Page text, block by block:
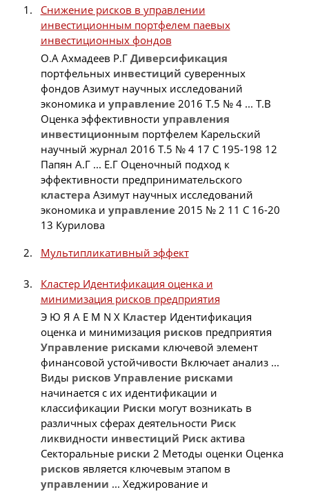
Снижение рисков в управлении
инвестиционным портфелем паевых
инвестиционных фондов
О.А Ахмадеев Р.Г Диверсификация
портфельных инвестиций суверенных
фондов Азимут научных исследований
экономика и управление2016 Т.5 № 4 ... Т.В
Оценка эффективности управления
инвестиционным портфелем Карельский
научный журнал 2016 Т.5 № 4 17 С 195-198 12
Папян А.Г ... Е.Г Оценочный подход к
эффективности предпринимательского
кластера Азимут научных исследований
экономика и управление2015 № 2 11 С 16-20
13 Курилова
Мультипликативный эффект
Кластер Идентификация оценка и
минимизация рисков предприятия
Э Ю Я A E M N X Кластер Идентификация
оценка и минимизация рисков предприятия
Управление рисками ключевой элемент
финансовой устойчивости Включает анализ ...
Виды рисков Управление рисками
начинается с их идентификации и
классификации Риски могут возникать в
различных сферах деятельности Риск
ликвидности инвестиций Рискактива
Секторальные риски 2 Методы оценки Оценка
рисков является ключевым этапом в
управлении ... Хеджирование и